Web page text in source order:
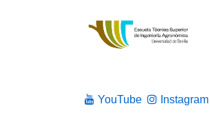
YouTube Instagram